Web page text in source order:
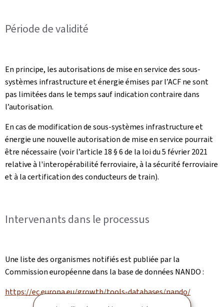
Période de validité
En principe, les autorisations de mise en service des sous-
systèmes infrastructure et énergie émises par l’ACF ne sont
pas limitées dans le temps sauf indication contraire dans
l’autorisation.
En cas de modification de sous-systèmes infrastructure et
énergie une nouvelle autorisation de mise en service pourrait
être nécessaire (voir l’article 18 § 6 de la loi du 5 février 2021
relative à l'interopérabilité ferroviaire, à la sécurité ferroviaire
et à la certification des conducteurs de train).
Intervenants dans le processus
Une liste des organismes notifiés est publiée par la
Commission européenne dans la base de données NANDO :
https://ec.europa.eu/growth/tools-databases/nando/